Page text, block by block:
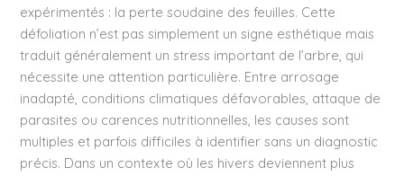
expérimentés : la perte soudaine des feuilles. Cette
défoliation n’est pas simplement un signe esthétique mais
traduit généralement un stress important de l’arbre, qui
nécessite une attention particulière. Entre arrosage
inadapté, conditions climatiques défavorables, attaque de
parasites ou carences nutritionnelles, les causes sont
multiples et parfois difficiles à identifier sans un diagnostic
précis. Dans un contexte où les hivers deviennent plus